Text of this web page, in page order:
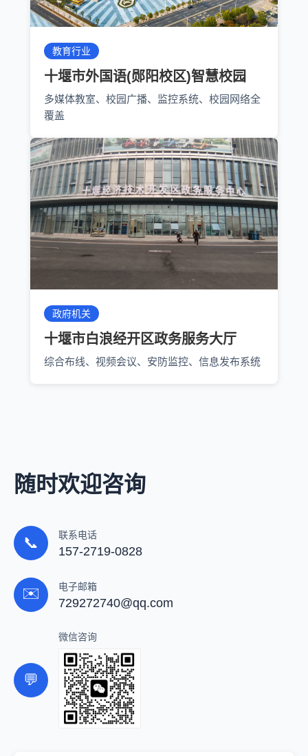
教育行业
十堰市外国语(郧阳校区)智慧校园
多媒体教室、校园广播、监控系统、校园网络全
覆盖
政府机关
十堰市白浪经开区政务服务大厅
综合布线、视频会议、安防监控、信息发布系统
随时欢迎咨询
📞 联系电话
157-2719-0828
✉️ 电子邮箱
729272740@qq.com
💬
微信咨询